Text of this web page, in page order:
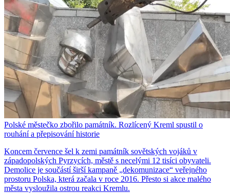
Polské městečko zbořilo památník. Rozlícený Kreml spustil o
rouhání a přepisování historie
Koncem července šel k zemi památník sovětských vojáků v
západopolských Pyrzycích, městě s necelými 12 tisíci obyvateli.
Demolice je součástí širší kampaně „dekomunizace“ veřejného
prostoru Polska, která začala v roce 2016. Přesto si akce malého
města vysloužila ostrou reakci Kremlu.